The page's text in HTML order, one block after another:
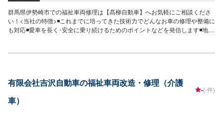
群馬県伊勢崎市での福祉車両修理は【髙柳自動車】へお気軽にご相談くださ
い！<当社の特徴>◾これまでに培ってきた技術力でどんなお車の修理や整備に
も対応◾愛車を長く･安全に乗り続けるためのポイントなどを発信します◾地域
があまり取れない…などのご相談もお気軽にどうぞ！【1】オファーにてお問
中は代車をご利用ください。※代車の燃料代はお客様にご負担いただいており
ます。-----ご来店時の注意、受付方法-----入庫の際はお気をつけてお越しくだ
さい。駐車スペースは事務所前の空いているスペースに駐車してください。
有限会社吉沢自動車の福祉車両改造・修理（介護
車）
-(-件)